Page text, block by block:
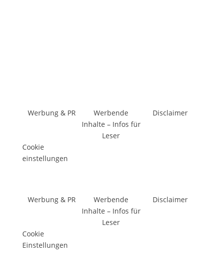
Werbung & PR
Werbende
Inhalte – Infos für
Leser
Disclaimer
Cookie
einstellungen
Werbung & PR
Werbende
Inhalte – Infos für
Leser
Disclaimer
Cookie
Einstellungen